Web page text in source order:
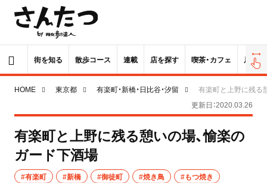
街を知る 散歩コース 連載 店を探す 喫茶・カフェ 居酒屋
HOME 東京都 有楽町・新橋・日比谷・汐留
有楽町と上野に残る
更新日：2020.03.26
有楽町と上野に残る憩いの場、愉楽の
ガード下酒場
#有楽町 #新橋 #御徒町 #焼き鳥
#もつ焼き